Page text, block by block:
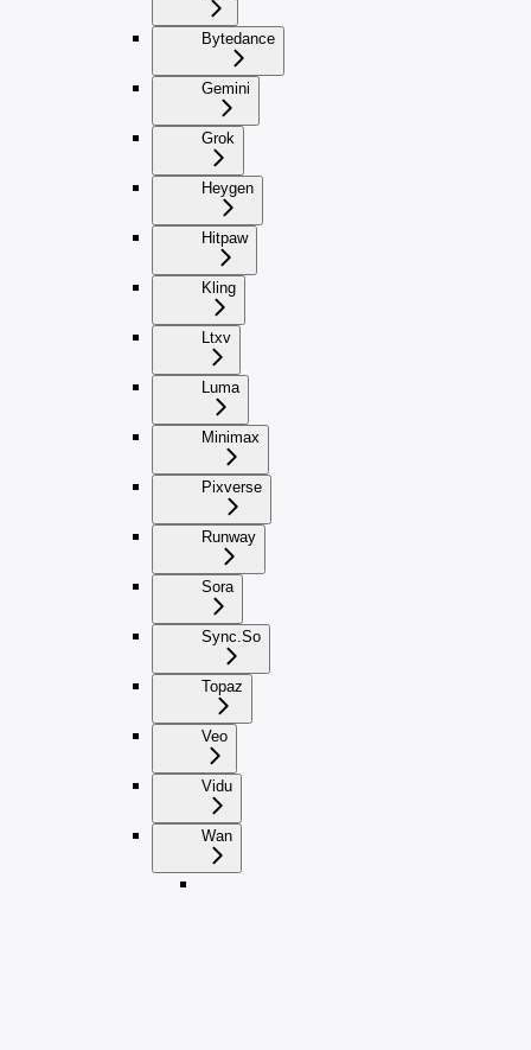
Bytedance
Gemini
Grok
Heygen
Hitpaw
Kling
Ltxv
Luma
Minimax
Pixverse
Runway
Sora
Sync.So
Topaz
Veo
Vidu
Wan